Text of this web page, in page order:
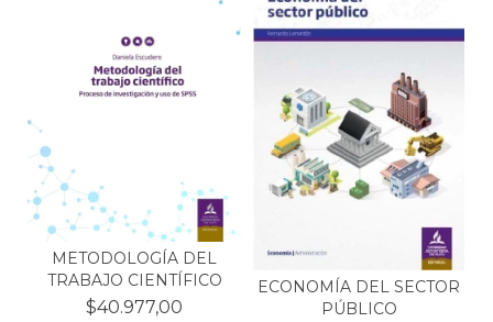
METODOLOGÍA DEL
TRABAJO CIENTÍFICO
$40.977,00
ECONOMÍA DEL SECTOR
PÚBLICO